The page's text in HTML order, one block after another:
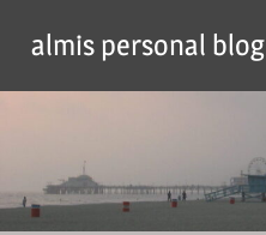
content
almis personal blog